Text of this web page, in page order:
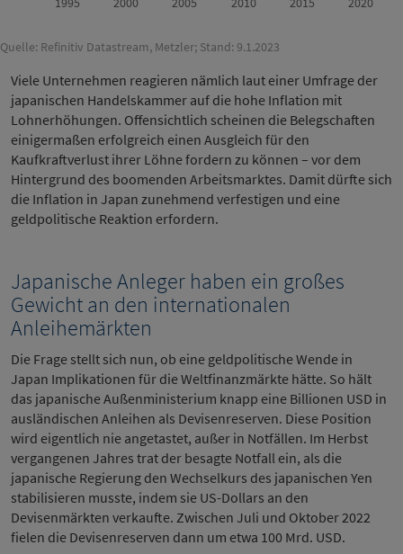
Quelle: Refinitiv Datastream, Metzler; Stand: 9.1.2023
Viele Unternehmen reagieren nämlich laut einer Umfrage der
japanischen Handelskammer auf die hohe Inflation mit
Lohnerhöhungen. Offensichtlich scheinen die Belegschaften
einigermaßen erfolgreich einen Ausgleich für den
Kaufkraftverlust ihrer Löhne fordern zu können – vor dem
Hintergrund des boomenden Arbeitsmarktes. Damit dürfte sich
die Inflation in Japan zunehmend verfestigen und eine
geldpolitische Reaktion erfordern.
Japanische Anleger haben ein großes
Gewicht an den internationalen
Anleihemärkten
Die Frage stellt sich nun, ob eine geldpolitische Wende in
Japan Implikationen für die Weltfinanzmärkte hätte. So hält
das japanische Außenministerium knapp eine Billionen USD in
ausländischen Anleihen als Devisenreserven. Diese Position
wird eigentlich nie angetastet, außer in Notfällen. Im Herbst
vergangenen Jahres trat der besagte Notfall ein, als die
japanische Regierung den Wechselkurs des japanischen Yen
stabilisieren musste, indem sie US-Dollars an den
Devisenmärkten verkaufte. Zwischen Juli und Oktober 2022
fielen die Devisenreserven dann um etwa 100 Mrd. USD.